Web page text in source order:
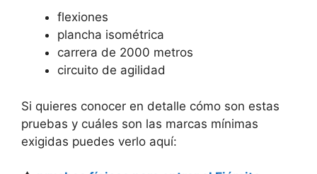
flexiones
plancha isométrica
carrera de 2000 metros
circuito de agilidad
Si quieres conocer en detalle cómo son estas
pruebas y cuáles son las marcas mínimas
exigidas puedes verlo aquí: